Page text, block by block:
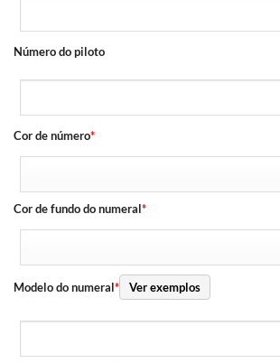
Número do piloto
Cor de número*
Cor de fundo do numeral*
Modelo do numeral* Ver exemplos